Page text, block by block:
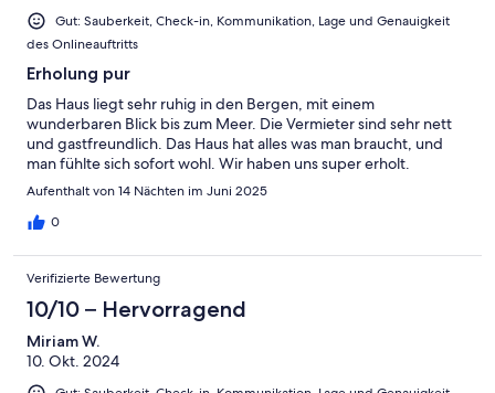
Gut: Sauberkeit, Check-in, Kommunikation, Lage und Genauigkeit
des Onlineauftritts
Erholung pur
Das Haus liegt sehr ruhig in den Bergen, mit einem
wunderbaren Blick bis zum Meer. Die Vermieter sind sehr nett
und gastfreundlich. Das Haus hat alles was man braucht, und
man fühlte sich sofort wohl. Wir haben uns super erholt.
Aufenthalt von 14 Nächten im Juni 2025
0
Verifizierte Bewertung
10/10 – Hervorragend
Miriam W.
10. Okt. 2024